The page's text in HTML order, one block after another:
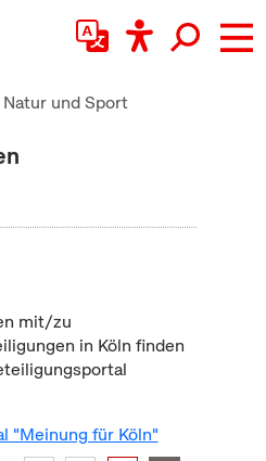
und Sport
mit/zu
in Köln finden
"Meinung für Köln"